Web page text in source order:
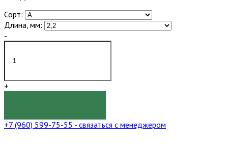
Сорт:
Длина, мм:
-
+
+7 (960) 599-75-55 - связаться с менеджером